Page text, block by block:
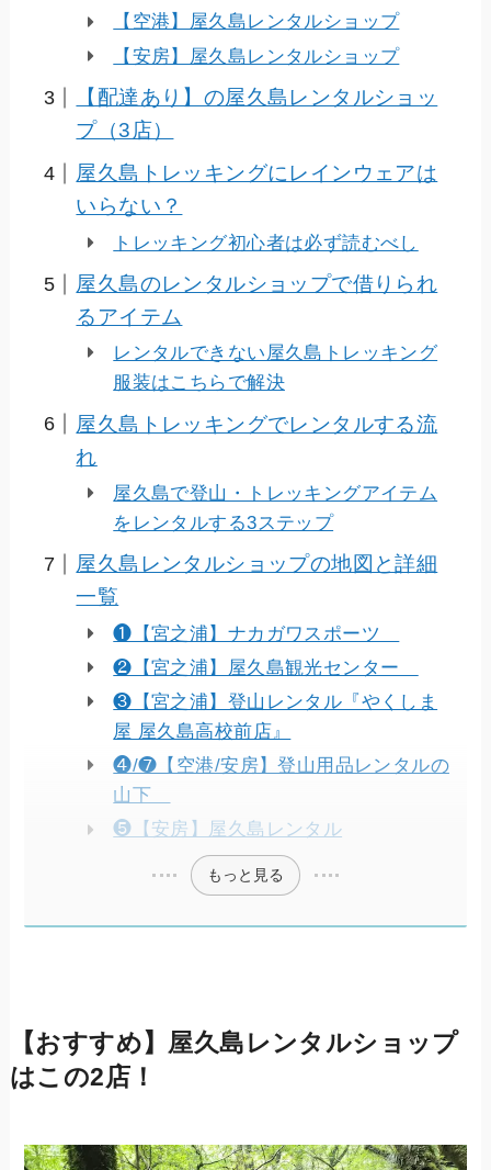
【空港】屋久島レンタルショップ
【安房】屋久島レンタルショップ
【配達あり】の屋久島レンタルショッ
プ（3店）
屋久島トレッキングにレインウェアは
いらない？
トレッキング初心者は必ず読むべし
屋久島のレンタルショップで借りられ
るアイテム
レンタルできない屋久島トレッキング
服装はこちらで解決
屋久島トレッキングでレンタルする流
れ
屋久島で登山・トレッキングアイテム
をレンタルする3ステップ
屋久島レンタルショップの地図と詳細
一覧
❶【宮之浦】ナカガワスポーツ
❷【宮之浦】屋久島観光センター
❸【宮之浦】登山レンタル『やくしま
屋 屋久島高校前店』
❹/❼【空港/安房】登山用品レンタルの
山下
❺【安房】屋久島レンタル
もっと見る
【おすすめ】屋久島レンタルショップ
はこの2店！